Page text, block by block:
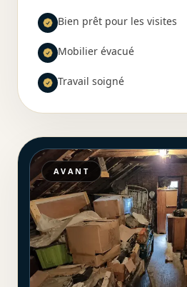
Bien prêt pour les visites
Mobilier évacué
Travail soigné
AVANT